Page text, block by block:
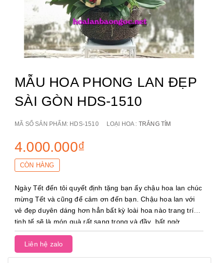
MẪU HOA PHONG LAN ĐẸP
SÀI GÒN HDS-1510
MÃ SỐ SẢN PHẨM: HDS-1510 LOẠI HOA : TRẮNG TÍM
4.000.000₫
CÒN HÀNG
Ngày Tết đến tôi quyết định tặng bạn ấy chậu hoa lan chúc
mừng Tết và cũng để cảm ơn đến bạn. Chậu hoa lan với
vẻ đẹp duyên dáng hơn hẳn bất kỳ loài hoa nào trang trí
tinh tế sẽ là món quà rất sang trọng và đầy bất ngờ.
Liên hệ zalo